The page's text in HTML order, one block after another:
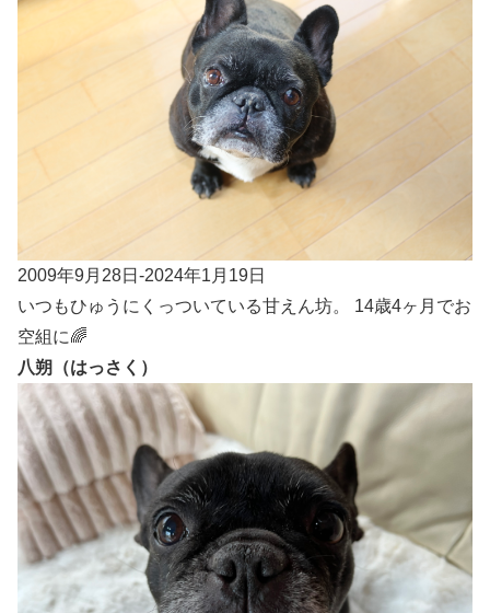
2009年9月28日-2024年1月19日
いつもひゅうにくっついている甘えん坊。 14歳4ヶ月でお
空組に🌈
八朔（はっさく）